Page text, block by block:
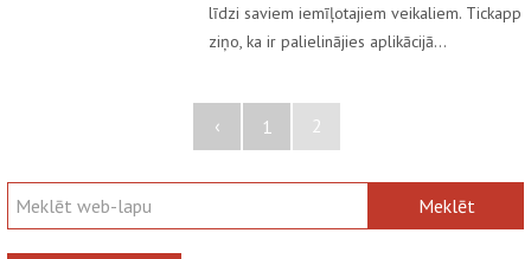
līdzi saviem iemīļotajiem veikaliem. Tickapp
ziņo, ka ir palielinājies aplikācijā…
‹ 1 2